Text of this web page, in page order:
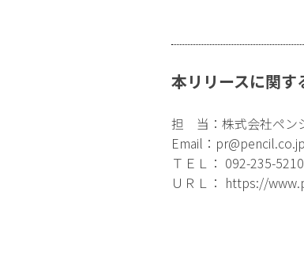
本リリースに関す
担 当：株式会社ペン
Email： pr@pencil.co.jp
ＴＥＬ： 092-235-5210
ＵＲＬ： https://